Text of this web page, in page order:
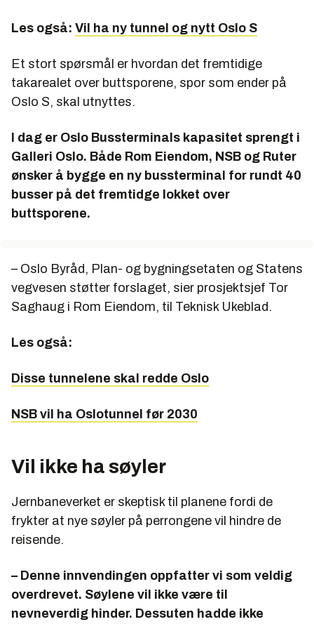
Les også: Vil ha ny tunnel og nytt Oslo S
Et stort spørsmål er hvordan det fremtidige
takarealet over buttsporene, spor som ender på
Oslo S, skal utnyttes.
I dag er Oslo Bussterminals kapasitet sprengt i
Galleri Oslo. Både Rom Eiendom, NSB og Ruter
ønsker å bygge en ny bussterminal for rundt 40
busser på det fremtidge lokket over
buttsporene.
– Oslo Byråd, Plan- og bygningsetaten og Statens
vegvesen støtter forslaget, sier prosjektsjef Tor
Saghaug i Rom Eiendom, til Teknisk Ukeblad.
Les også:
Disse tunnelene skal redde Oslo
NSB vil ha Oslotunnel før 2030
Vil ikke ha søyler
Jernbaneverket er skeptisk til planene fordi de
frykter at nye søyler på perrongene vil hindre de
reisende.
– Denne innvendingen oppfatter vi som veldig
overdrevet. Søylene vil ikke være til
nevneverdig hinder. Dessuten hadde ikke